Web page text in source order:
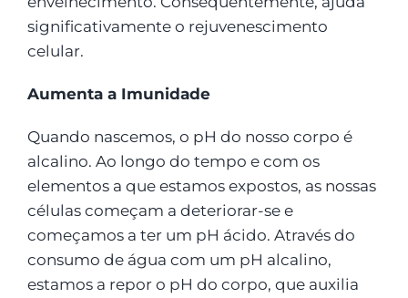
significativamente o rejuvenescimento
celular.
Aumenta a Imunidade
Quando nascemos, o pH do nosso corpo é
alcalino. Ao longo do tempo e com os
elementos a que estamos expostos, as nossas
células começam a deteriorar-se e
começamos a ter um pH ácido. Através do
consumo de água com um pH alcalino,
estamos a repor o pH do corpo, que auxilia